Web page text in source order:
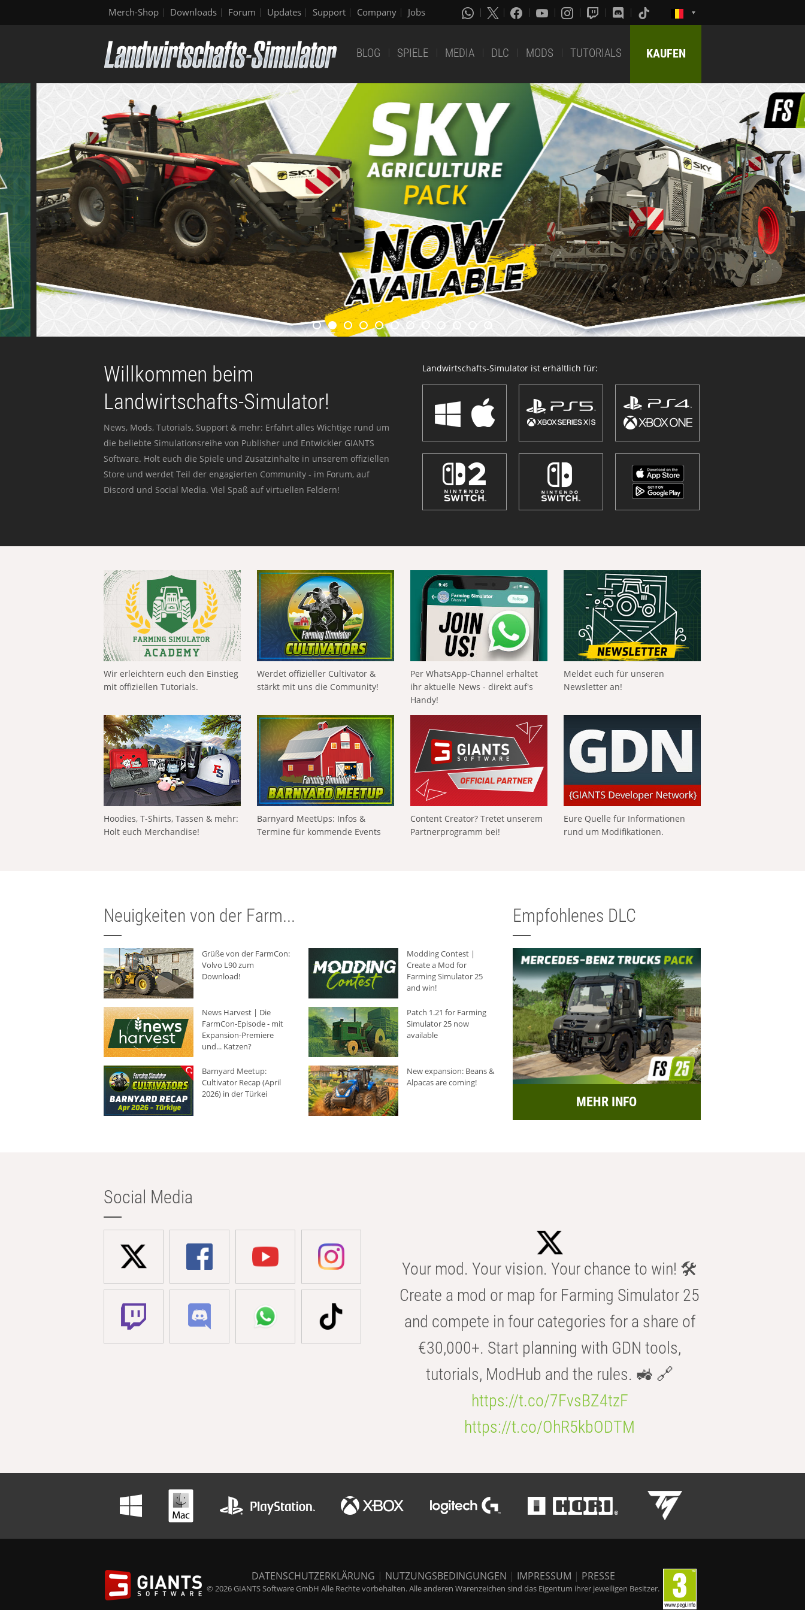
Merch-Shop Downloads Forum Updates Support Company Jobs
BLOG SPIELE MEDIA DLC MODS TUTORIALS KAUFEN
Willkommen beim
Landwirtschafts-Simulator!
News, Mods, Tutorials, Support & mehr: Erfahrt alles Wichtige rund um
die beliebte Simulationsreihe von Publisher und Entwickler GIANTS
Software. Holt euch die Spiele und Zusatzinhalte in unserem offiziellen
Store und werdet Teil der engagierten Community - im Forum, auf
Discord und Social Media. Viel Spaß auf virtuellen Feldern!
Landwirtschafts-Simulator ist erhältlich für:
Wir erleichtern euch den Einstieg
mit offiziellen Tutorials.
Werdet offizieller Cultivator &
stärkt mit uns die Community!
Per WhatsApp-Channel erhaltet
ihr aktuelle News - direkt auf's
Handy!
Meldet euch für unseren
Newsletter an!
Hoodies, T-Shirts, Tassen & mehr:
Holt euch Merchandise!
Barnyard MeetUps: Infos &
Termine für kommende Events
Content Creator? Tretet unserem
Partnerprogramm bei!
Eure Quelle für Informationen
rund um Modifikationen.
Neuigkeiten von der Farm...
Grüße von der FarmCon:
Volvo L90 zum
Download!
Modding Contest |
Create a Mod for
Farming Simulator 25
and win!
News Harvest | Die
FarmCon-Episode - mit
Expansion-Premiere
und... Katzen?
Patch 1.21 for Farming
Simulator 25 now
available
Barnyard Meetup:
Cultivator Recap (April
2026) in der Türkei
New expansion: Beans &
Alpacas are coming!
Empfohlenes DLC
MEHR INFO
Social Media
Your mod. Your vision. Your chance to win! 🛠️
Create a mod or map for Farming Simulator 25
and compete in four categories for a share of
€30,000+. Start planning with GDN tools,
tutorials, ModHub and the rules. 🚜 🔗
https://t.co/7FvsBZ4tzF
https://t.co/OhR5kbODTM
DATENSCHUTZERKLÄRUNG | NUTZUNGSBEDINGUNGEN | IMPRESSUM | PRESSE
© 2026 GIANTS Software GmbH Alle Rechte vorbehalten. Alle anderen Warenzeichen sind das Eigentum ihrer jeweiligen Besitzer.